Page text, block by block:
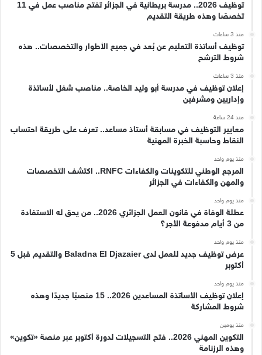
توظيف 2026.. مدرسة بريطانية في الجزائر تفتح مناصب عمل في 11
تخصصًا وهذه طريقة التقديم
منذ 3 ساعات
توظيف أساتذة التعليم عن بُعد في جميع الأطوار والتخصصات.. هذه
شروط الترشح
منذ 3 ساعات
إعلان توظيف في مدرسة أبو وليد الخاصة.. مناصب شغل لأساتذة
وإداريين ومشرفين
منذ 24 ساعة
معايير التوظيف في مسابقة أستاذ مساعد.. تعرف على طريقة احتساب
النقاط وحاسبة الخبرة المهنية
منذ يوم واحد
المرجع الوطني للتكوينات والكفاءات RNFC.. اكتشف التخصصات
والمهن والكفاءات في الجزائر
منذ يوم واحد
عطلة الوفاة في قانون العمل الجزائري 2026.. من يحق له الاستفادة
من 3 أيام مدفوعة الأجر؟
منذ يوم واحد
عرض توظيف جديد للعمل لدى Baladna El Djazaier والتقديم قبل 5
أكتوبر
منذ يوم واحد
إعلان توظيف الأساتذة المساعدين 2026.. 15 منصبًا جديدًا وهذه
شروط المشاركة
منذ يومين
التكوين المهني 2026.. فتح التسجيلات لدورة أكتوبر عبر منصة «تكوين»
وهذه الرزنامة